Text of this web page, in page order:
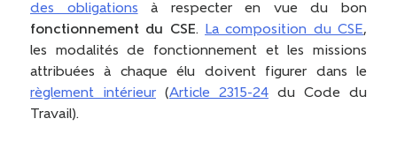
des obligations à respecter en vue du bon
fonctionnement du CSE. La composition du CSE,
les modalités de fonctionnement et les missions
attribuées à chaque élu doivent figurer dans le
règlement intérieur (Article 2315-24 du Code du
Travail).